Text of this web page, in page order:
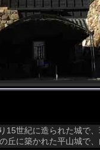
15世紀に造られた城で
丘に築かれた平山城で